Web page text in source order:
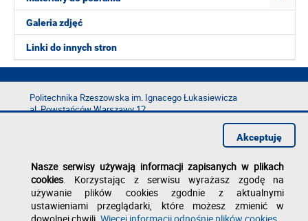
Galeria zdjęć
Linki do innych stron
Politechnika Rzeszowska im. Ignacego Łukasiewicza
al. Powstańców Warszawy 12
e-mail:kancelaria@prz.edu.pl
Deklaracja dostępności
Polityka prywatności
Zgłoś błąd na stronie
Nasze serwisy używają informacji zapisanych w plikach
cookies. Korzystając z serwisu wyrażasz zgodę na
używanie plików cookies zgodnie z aktualnymi
ustawieniami przeglądarki, które możesz zmienić w
Akceptuję